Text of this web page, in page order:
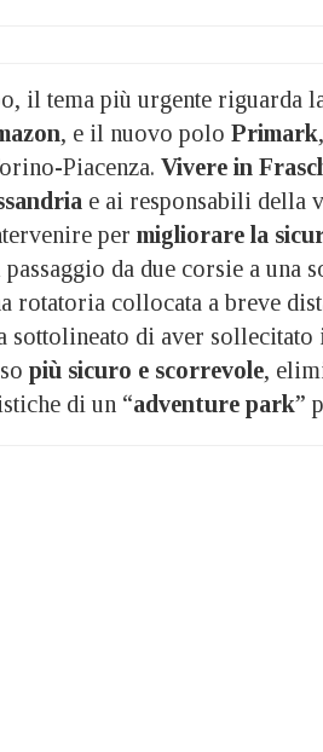
il tema più urgente riguarda
, e il nuovo polo Primark
Piacenza. Vivere in
e ai responsabili della
per migliorare la
da due corsie a una
rotatoria collocata a breve
sottolineato di aver
più sicuro e scorrevole,
di un “adventure park”